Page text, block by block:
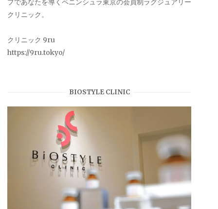
プであなたを導くペニンシュラ東京の会員制ラグジュアリー
クリニック。
クリニック 9ru
https://9ru.tokyo/
BIOSTYLE CLINIC